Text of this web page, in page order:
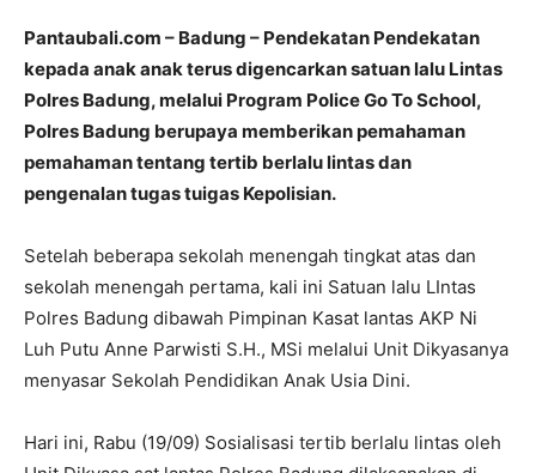
Pantaubali.com – Badung – Pendekatan Pendekatan
kepada anak anak terus digencarkan satuan lalu Lintas
Polres Badung, melalui Program Police Go To School,
Polres Badung berupaya memberikan pemahaman
pemahaman tentang tertib berlalu lintas dan
pengenalan tugas tuigas Kepolisian.
Setelah beberapa sekolah menengah tingkat atas dan
sekolah menengah pertama, kali ini Satuan lalu LIntas
Polres Badung dibawah Pimpinan Kasat lantas AKP Ni
Luh Putu Anne Parwisti S.H., MSi melalui Unit Dikyasanya
menyasar Sekolah Pendidikan Anak Usia Dini.
Hari ini, Rabu (19/09) Sosialisasi tertib berlalu lintas oleh